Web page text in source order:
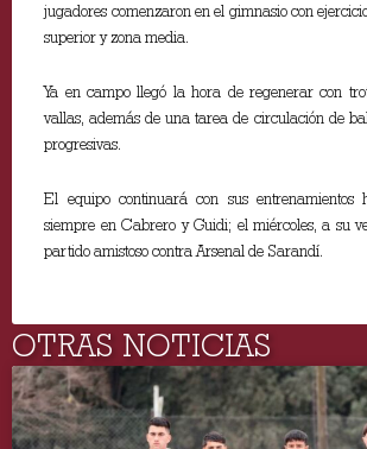
jugadores comenzaron en el gimnasio con
superior y zona media.
Ya en campo llegó la hora de regenerar con
vallas, además de una tarea de circulación de
progresivas.
El equipo continuará con sus entrenamientos
siempre en Cabrero y Guidi; el miércoles, a su
partido amistoso contra Arsenal de Sarandí.
OTRAS NOTICIAS